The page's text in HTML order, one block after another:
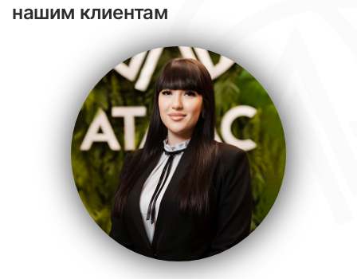
нашим клиентам